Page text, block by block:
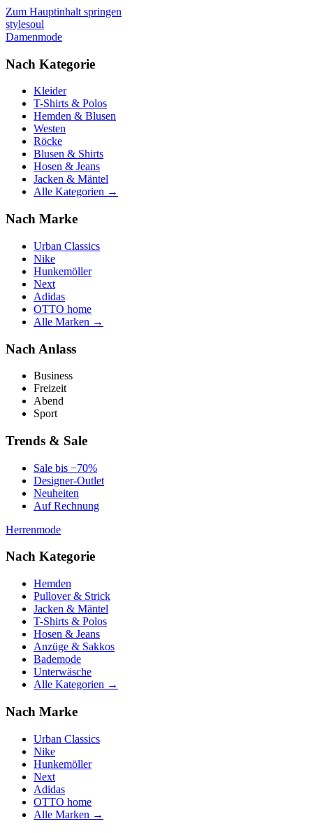
Zum Hauptinhalt springen
stylesoul
Damenmode
Nach Kategorie
Kleider
T-Shirts & Polos
Hemden & Blusen
Westen
Röcke
Blusen & Shirts
Hosen & Jeans
Jacken & Mäntel
Alle Kategorien →
Nach Marke
Urban Classics
Nike
Hunkemöller
Next
Adidas
OTTO home
Alle Marken →
Nach Anlass
Business
Freizeit
Abend
Sport
Trends & Sale
Sale bis −70%
Designer-Outlet
Neuheiten
Auf Rechnung
Herrenmode
Nach Kategorie
Hemden
Pullover & Strick
Jacken & Mäntel
T-Shirts & Polos
Hosen & Jeans
Anzüge & Sakkos
Bademode
Unterwäsche
Alle Kategorien →
Nach Marke
Urban Classics
Nike
Hunkemöller
Next
Adidas
OTTO home
Alle Marken →